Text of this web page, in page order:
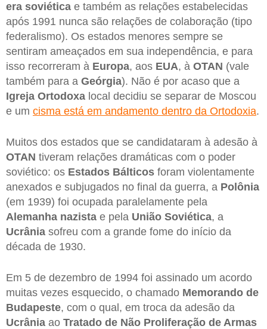
era soviética e também as relações estabelecidas
após 1991 nunca são relações de colaboração (tipo
federalismo). Os estados menores sempre se
sentiram ameaçados em sua independência, e para
isso recorreram à Europa, aos EUA, à OTAN (vale
também para a Geórgia). Não é por acaso que a
Igreja Ortodoxa local decidiu se separar de Moscou
e um cisma está em andamento dentro da Ortodoxia.
Muitos dos estados que se candidataram à adesão à
OTAN tiveram relações dramáticas com o poder
soviético: os Estados Bálticos foram violentamente
anexados e subjugados no final da guerra, a Polônia
(em 1939) foi ocupada paralelamente pela
Alemanha nazista e pela União Soviética, a
Ucrânia sofreu com a grande fome do início da
década de 1930.
Em 5 de dezembro de 1994 foi assinado um acordo
muitas vezes esquecido, o chamado Memorando de
Budapeste, com o qual, em troca da adesão da
Ucrânia ao Tratado de Não Proliferação de Armas